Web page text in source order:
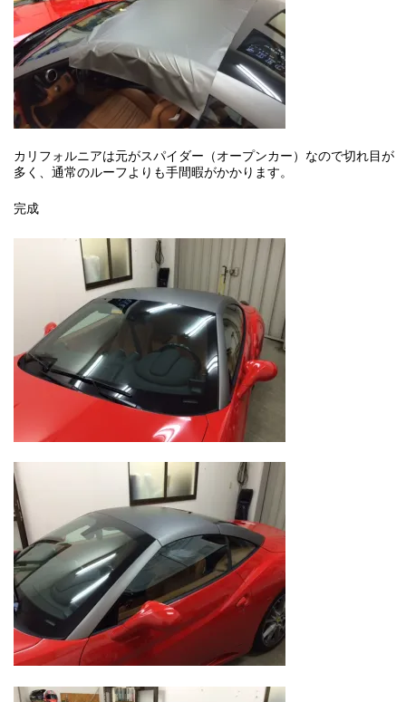
カリフォルニアは元がスパイダー（オープンカー）なので切れ目が
多く、通常のルーフよりも手間暇がかかります。
完成